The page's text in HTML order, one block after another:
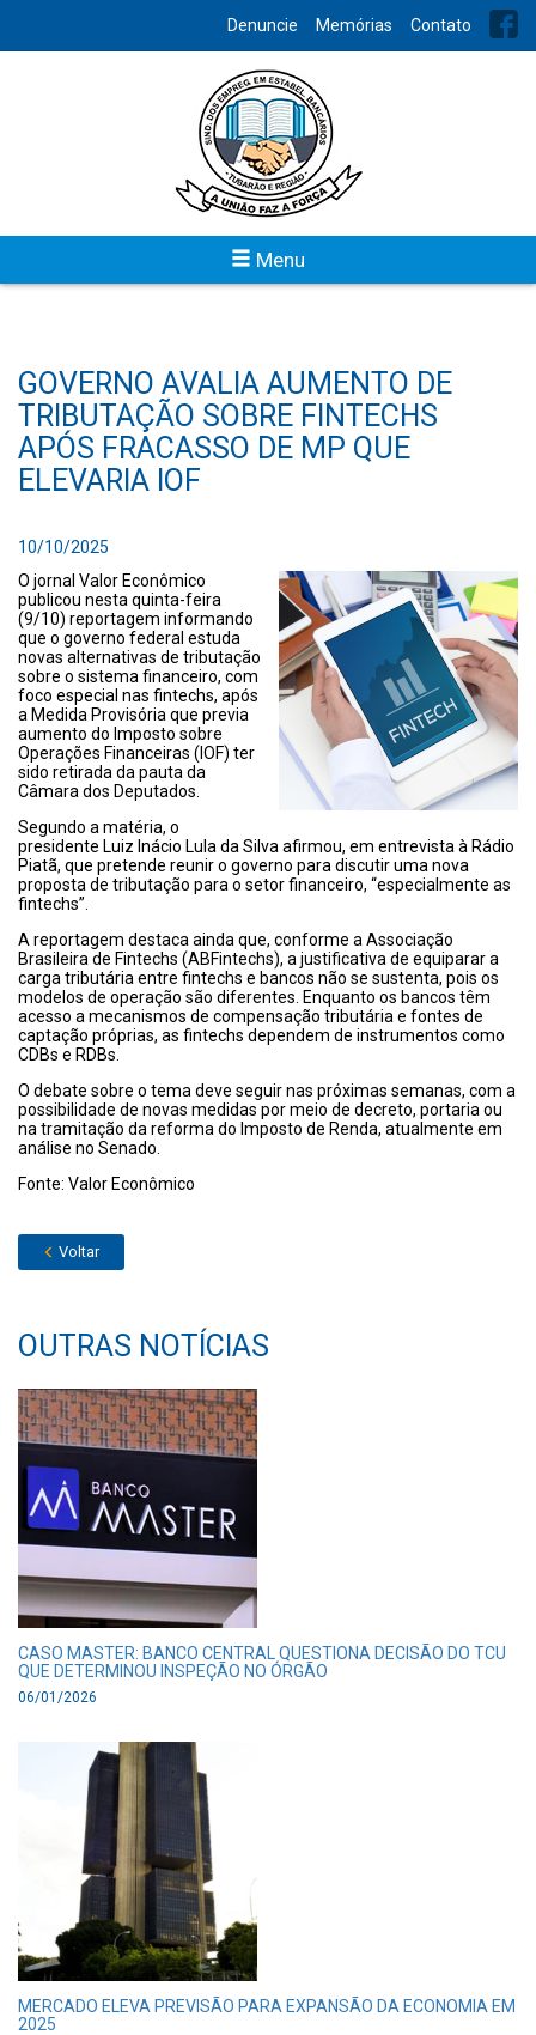
Denuncie Memórias Contato
Menu
GOVERNO AVALIA AUMENTO DE
TRIBUTAÇÃO SOBRE FINTECHS
APÓS FRACASSO DE MP QUE
ELEVARIA IOF
10/10/2025
O jornal Valor Econômico
publicou nesta quinta-feira
(9/10) reportagem informando
que o governo federal estuda
novas alternativas de tributação
sobre o sistema financeiro, com
foco especial nas fintechs, após
a Medida Provisória que previa
aumento do Imposto sobre
Operações Financeiras (IOF) ter
sido retirada da pauta da
Câmara dos Deputados.
Segundo a matéria, o
presidente Luiz Inácio Lula da Silva afirmou, em entrevista à Rádio
Piatã, que pretende reunir o governo para discutir uma nova
proposta de tributação para o setor financeiro, “especialmente as
fintechs”.
A reportagem destaca ainda que, conforme a Associação
Brasileira de Fintechs (ABFintechs), a justificativa de equiparar a
carga tributária entre fintechs e bancos não se sustenta, pois os
modelos de operação são diferentes. Enquanto os bancos têm
acesso a mecanismos de compensação tributária e fontes de
captação próprias, as fintechs dependem de instrumentos como
CDBs e RDBs.
O debate sobre o tema deve seguir nas próximas semanas, com a
possibilidade de novas medidas por meio de decreto, portaria ou
na tramitação da reforma do Imposto de Renda, atualmente em
análise no Senado.
Fonte: Valor Econômico
Voltar
OUTRAS NOTÍCIAS
CASO MASTER: BANCO CENTRAL QUESTIONA DECISÃO DO TCU
QUE DETERMINOU INSPEÇÃO NO ÓRGÃO
06/01/2026
MERCADO ELEVA PREVISÃO PARA EXPANSÃO DA ECONOMIA EM
2025